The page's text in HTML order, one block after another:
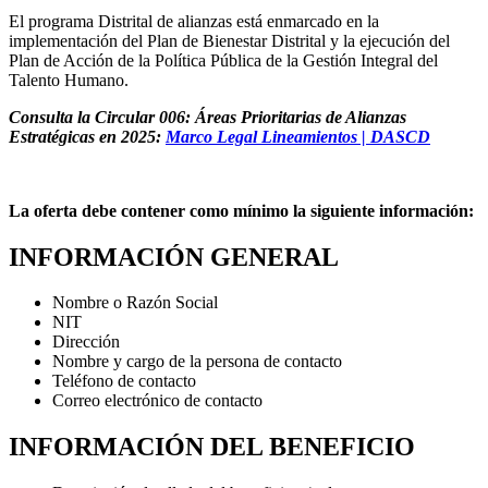
El programa Distrital de alianzas está enmarcado en la
implementación del Plan de Bienestar Distrital y la ejecución del
Plan de Acción de la Política Pública de la Gestión Integral del
Talento Humano.
Consulta la Circular 006: Áreas Prioritarias de Alianzas
Estratégicas en 2025: Marco Legal Lineamientos | DASCD
La oferta debe contener como mínimo la siguiente información:
INFORMACIÓN GENERAL
Nombre o Razón Social
NIT
Dirección
Nombre y cargo de la persona de contacto
Teléfono de contacto
Correo electrónico de contacto
INFORMACIÓN DEL BENEFICIO